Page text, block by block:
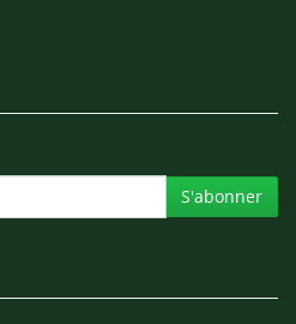
S'abonner